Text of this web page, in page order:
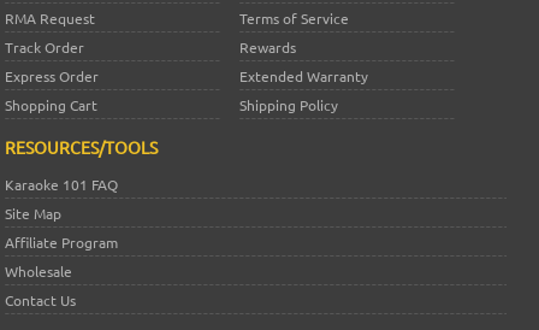
RMA Request
Terms of Service
Track Order
Rewards
Express Order
Extended Warranty
Shopping Cart
Shipping Policy
RESOURCES/TOOLS
Karaoke 101 FAQ
Site Map
Affiliate Program
Wholesale
Contact Us